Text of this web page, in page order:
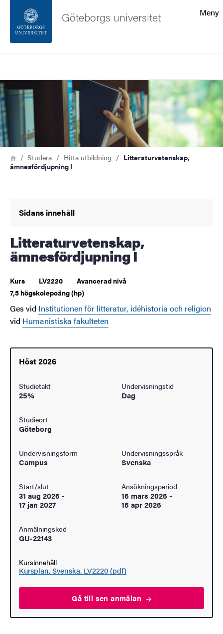
Sidfoten
Om webbplatsen
Meny
Göteborgs universitet
Bild
Länkstig
HemStudera Hitta utbildning
Litteraturvetenskap,
ämnesfördjupning I
Sidans innehåll
Litteraturvetenskap,
ämnesfördjupning I
Kurs LV2220
Avancerad nivå
7,5 högskolepoäng (hp)
Ges vid Institutionen för litteratur, idéhistoria och religion
vid Humanistiska fakulteten
Höst 2026
Studietakt
25%
Undervisningstid
Dag
Studieort
Göteborg
Undervisningsform
Campus
Undervisningsspråk
Svenska
Start/slut
31 aug 2026 -
17 jan 2027
Ansökningsperiod
16 mars 2026 -
15 apr 2026
Anmälningskod
GU-22143
Kursinnehåll
Kursplan, Svenska, LV2220 (pdf)
Gå till senanmälan